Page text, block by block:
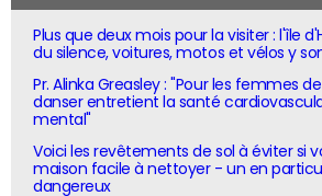
Plus que deux mois pour la visiter : l'île
du silence, voitures, motos et vélos y
Pr. Alinka Greasley : "Pour les femmes
danser entretient la santé
mental"
Voici les revêtements de sol à éviter si
maison facile à nettoyer - un en
dangereux